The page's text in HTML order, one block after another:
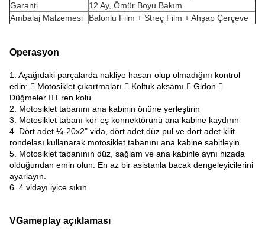
Garanti
12 Ay, Ömür Boyu Bakım
Ambalaj Malzemesi
Balonlu Film + Streç Film + Ahşap Çerçeve
Operasyon
1. Aşağıdaki parçalarda nakliye hasarı olup olmadığını kontrol
edin:  Motosiklet çıkartmaları  Koltuk aksamı  Gidon 
Düğmeler  Fren kolu
2. Motosiklet tabanını ana kabinin önüne yerleştirin
3. Motosiklet tabanı kör-eş konnektörünü ana kabine kaydırın
4. Dört adet ¼-20x2" vida, dört adet düz pul ve dört adet kilit
rondelası kullanarak motosiklet tabanını ana kabine sabitleyin.
5. Motosiklet tabanının düz, sağlam ve ana kabinle aynı hizada
olduğundan emin olun. En az bir asistanla bacak dengeleyicilerini
ayarlayın.
6. 4 vidayı iyice sıkın.
VGameplay açıklaması